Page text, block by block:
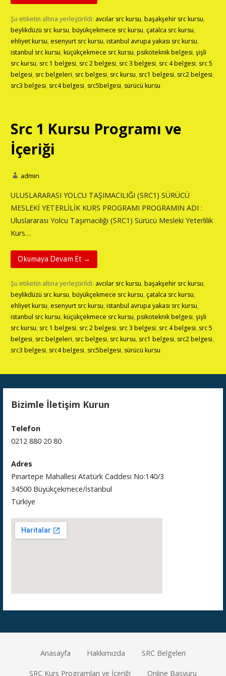
Şu etiketin altına yerleştirildi: avcılar src kursu, başakşehir src kursu,
beylikdüzü src kursu, büyükçekmece src kursu, çatalca src kursu,
ehliyet kursu, esenyurt src kursu, istanbul avrupa yakası src kursu,
istanbul src kursu, küçükçekmece src kursu, psikoteknik belgesi, şişli
src kursu, src 1 belgesi, src 2 belgesi, src 3 belgesi, src 4 belgesi, src 5
belgesi, src belgeleri, src belgesi, src kursu, src1 belgesi, src2 belgesi,
src3 belgesi, src4 belgesi, src5belgesi, sürücü kursu
Src 1 Kursu Programı ve
İçeriği
admin
ULUSLARARASI YOLCU TAŞIMACILIĞI (SRC1) SÜRÜCÜ
MESLEKİ YETERLİLİK KURS PROGRAMI PROGRAMIN ADI :
Uluslararası Yolcu Taşımacılığı (SRC1) Sürücü Mesleki Yeterlilik
Kurs…
Okumaya Devam Et →
Şu etiketin altına yerleştirildi: avcılar src kursu, başakşehir src kursu,
beylikdüzü src kursu, büyükçekmece src kursu, çatalca src kursu,
ehliyet kursu, esenyurt src kursu, istanbul avrupa yakası src kursu,
istanbul src kursu, küçükçekmece src kursu, psikoteknik belgesi, şişli
src kursu, src 1 belgesi, src 2 belgesi, src 3 belgesi, src 4 belgesi, src 5
belgesi, src belgeleri, src belgesi, src kursu, src1 belgesi, src2 belgesi,
src3 belgesi, src4 belgesi, src5belgesi, sürücü kursu
Bizimle İletişim Kurun
Telefon
0212 880 20 80
Adres
Pınartepe Mahallesi Atatürk Caddesi No:140/3
34500 Büyükçekmece/İstanbul
Türkiye
Anasayfa Hakkımızda SRC Belgeleri
SRC Kurs Programları ve İçeriği Online Başvuru